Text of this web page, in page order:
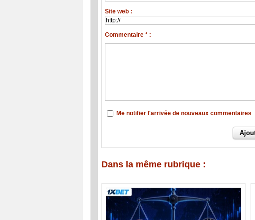
Site web :
Commentaire * :
Me notifier l'arrivée de nouveaux commentaires
Dans la même rubrique :